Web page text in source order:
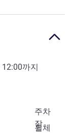
12:00까지
주차
장
휠체